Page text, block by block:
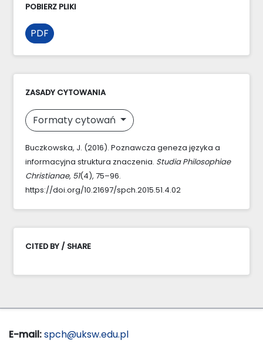
POBIERZ PLIKI
PDF
ZASADY CYTOWANIA
Formaty cytowań
Buczkowska, J. (2016). Poznawcza geneza języka a
informacyjna struktura znaczenia. Studia Philosophiae
Christianae, 51(4), 75–96.
https://doi.org/10.21697/spch.2015.51.4.02
CITED BY / SHARE
E-mail:spch@uksw.edu.pl